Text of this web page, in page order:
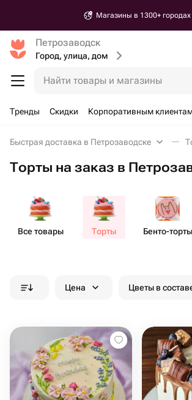
Магазины в 1300+ городах
Петрозаводск
Город, улица, дом
Найти товары и магазины
Тренды Скидки Корпоративным
Быстрая доставка в Петрозаводске
Торты на заказ в
Все товары Торты Бенто​-торты
Цена Цветы в